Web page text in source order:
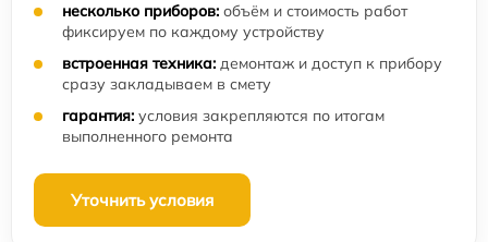
несколько приборов: объём и стоимость работ
фиксируем по каждому устройству
встроенная техника: демонтаж и доступ к прибору
сразу закладываем в смету
гарантия: условия закрепляются по итогам
выполненного ремонта
Уточнить условия